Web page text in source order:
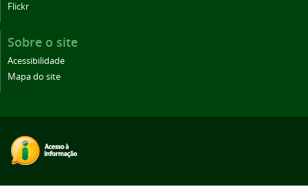
Flickr
Sobre o site
Acessibilidade
Mapa do site